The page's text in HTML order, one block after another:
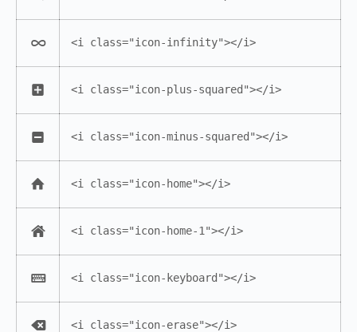
<i class="icon-infinity"></i>
<i class="icon-plus-squared"></i>
<i class="icon-minus-squared"></i>
<i class="icon-home"></i>
<i class="icon-home-1"></i>
<i class="icon-keyboard"></i>
<i class="icon-erase"></i>